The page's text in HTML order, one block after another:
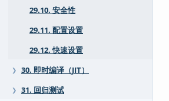
29.10. 安全性
29.11. 配置设置
29.12. 快速设置
❯ 30. 即时编译（JIT）
❯ 31. 回归测试